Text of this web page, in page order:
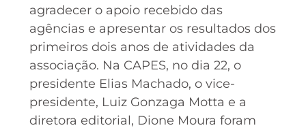
agradecer o apoio recebido das
agências e apresentar os resultados dos
primeiros dois anos de atividades da
associação. Na CAPES, no dia 22, o
presidente Elias Machado, o vice-
presidente, Luiz Gonzaga Motta e a
diretora editorial, Dione Moura foram